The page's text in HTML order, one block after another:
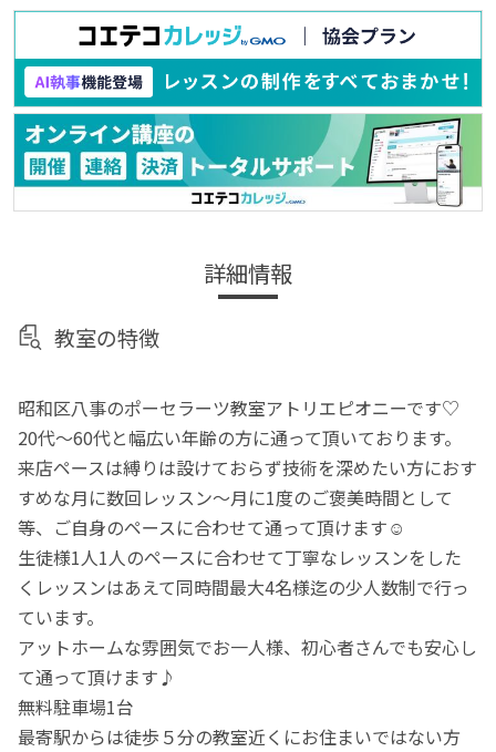
詳細情報
教室の特徴
昭和区八事のポーセラーツ教室アトリエピオニーです♡
20代〜60代と幅広い年齢の方に通って頂いております。
来店ペースは縛りは設けておらず技術を深めたい方におす
すめな月に数回レッスン〜月に1度のご褒美時間として
等、ご自身のペースに合わせて通って頂けます☺︎
生徒様1人1人のペースに合わせて丁寧なレッスンをした
くレッスンはあえて同時間最大4名様迄の少人数制で行っ
ています。
アットホームな雰囲気でお一人様、初心者さんでも安心し
て通って頂けます♪
無料駐車場1台
最寄駅からは徒歩５分の教室近くにお住まいではない方